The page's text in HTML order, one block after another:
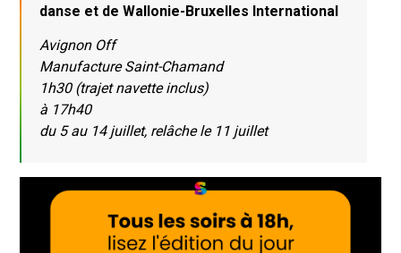
danse et de Wallonie-Bruxelles International
Avignon Off
Manufacture Saint-Chamand
1h30 (trajet navette inclus)
à 17h40
du 5 au 14 juillet, relâche le 11 juillet